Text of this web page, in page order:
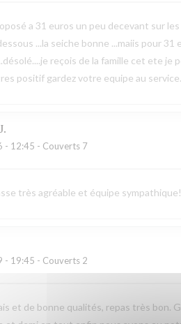
a 31 euros un peu decevant sur
...la seiche bonne ...maiis pour
reçois de la famille cet ete je
positif gardez votre equipe au
J
- 12:45 - Couverts 7
très agréable et équipe
- 19:45 - Couverts 2
et de bonne qualités, repas très bon.